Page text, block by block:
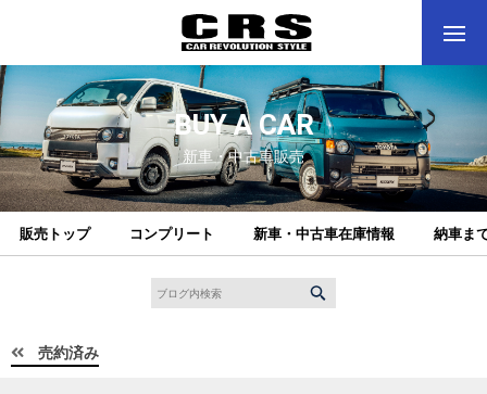
BUY A CAR
新車・中古車販売
販売トップ コンプリート 新車・中古車在庫情報 納車ま
売約済み